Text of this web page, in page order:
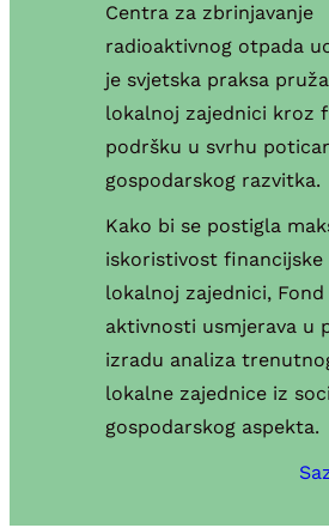
Centra za zbrinjavanje
radioaktivnog otpada
je svjetska praksa
lokalnoj zajednici kroz
podršku u svrhu
gospodarskog razvitka.
Kako bi se postigla
iskoristivost financijske
lokalnoj zajednici,
aktivnosti usmjerava u
izradu analiza
lokalne zajednice iz
gospodarskog aspekta.